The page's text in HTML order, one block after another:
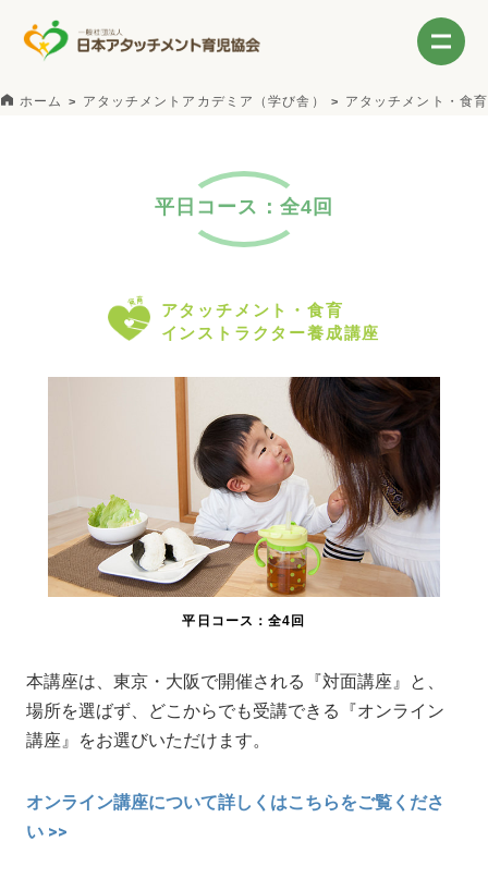
ホーム アタッチメントアカデミア（学び舎） アタッチメント・食育
平日コース：全4回
アタッチメント・食育
インストラクター養成講座
平日コース：全4回
本講座は、東京・大阪で開催される『対面講座』と、
場所を選ばず、どこからでも受講できる『オンライン
講座』をお選びいただけます。
オンライン講座について詳しくはこちらをご覧くださ
い >>